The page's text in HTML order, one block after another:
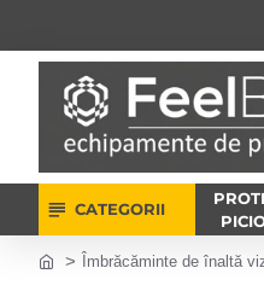
CATEGORII
Îmbrăcăminte de înaltă